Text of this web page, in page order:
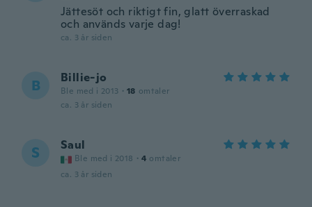
Jättesöt och riktigt fin, glatt överraskad
och används varje dag!
ca. 3 år siden
B Billie-jo
Ble med i 2013 · 18 omtaler
ca. 3 år siden
S Saul
Ble med i 2018 · 4 omtaler
ca. 3 år siden